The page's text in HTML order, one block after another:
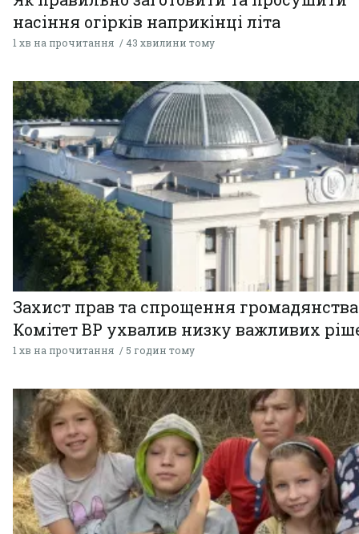
насіння огірків наприкінці літа
1 хв на прочитання 43 хвилини тому
Захист прав та спрощення
Комітет ВР ухвалив низку важливих
1 хв на прочитання 5 годин тому